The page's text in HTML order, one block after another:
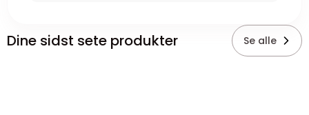
Dine sidst sete produkter Se alle